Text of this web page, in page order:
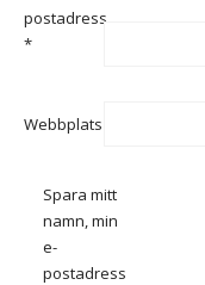
postadress
*
Webbplats
Spara mitt
namn, min
e-
postadress